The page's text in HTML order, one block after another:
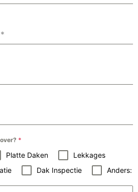
*
*
Platte Daken
Lekkages
Dak Inspectie Anders: